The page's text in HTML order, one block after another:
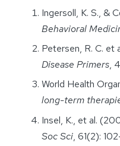
Ingersoll, K. S., &
Behavioral
Petersen, R. C. et
Disease Primers,
World Health
long-term
Insel, K., et al.
Soc Sci, 61(2):